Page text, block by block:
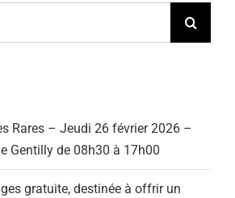
Rares – Jeudi 26 février 2026 –
Gentilly de 08h30 à 17h00
gratuite, destinée à offrir un